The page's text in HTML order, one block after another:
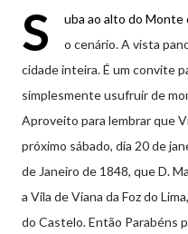
S
uba ao alto do Monte
o cenário. A vista
cidade inteira. É um convite
simplesmente usufruir de
Aproveito para lembrar que
próximo sábado, dia 20 de
de Janeiro de 1848, que D.
a Vila de Viana da Foz do
do Castelo. Então Parabéns